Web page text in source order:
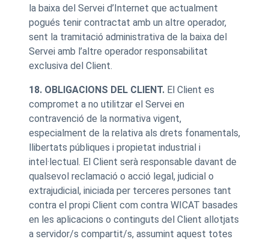
la baixa del Servei d’Internet que actualment
pogués tenir contractat amb un altre operador,
sent la tramitació administrativa de la baixa del
Servei amb l’altre operador responsabilitat
exclusiva del Client.
18. OBLIGACIONS DEL CLIENT. El Client es
compromet a no utilitzar el Servei en
contravenció de la normativa vigent,
especialment de la relativa als drets fonamentals,
llibertats públiques i propietat industrial i
intel·lectual. El Client serà responsable davant de
qualsevol reclamació o acció legal, judicial o
extrajudicial, iniciada per terceres persones tant
contra el propi Client com contra WICAT basades
en les aplicacions o continguts del Client allotjats
a servidor/s compartit/s, assumint aquest totes